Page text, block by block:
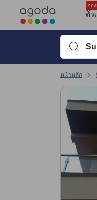
จอ
ตั๋ว
พิมพ์ชื่อที่พั
หน้าหลัก